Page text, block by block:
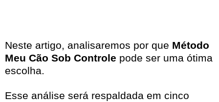
Neste artigo, analisaremos por que Método
Meu Cão Sob Controle pode ser uma ótima
escolha.
Esse análise será respaldada em cinco